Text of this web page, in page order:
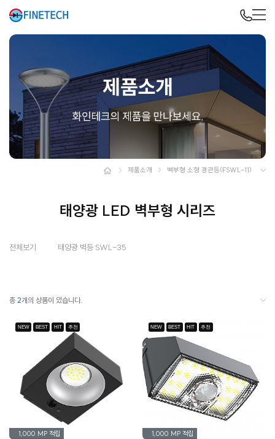
제품소개 벽부형 소형 경관등(FSWL-11)
태양광 LED 벽부형 시리즈
전체보기 태양광 벽등 SWL-35
총 2개의 상품이 있습니다.
1,000 MP 적립
NEW BEST HIT 추천
1,000 MP 적립
NEW BEST HIT 추천